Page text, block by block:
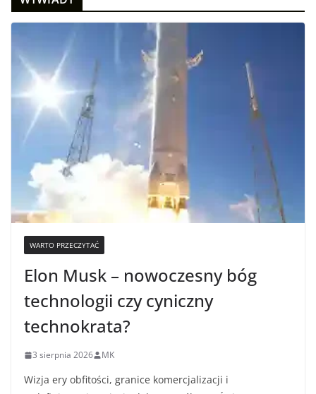
WARTO PRZECZYTAĆ
Elon Musk – nowoczesny bóg
technologii czy cyniczny
technokrata?
3 sierpnia 2026 MK
Wizja ery obfitości, granice komercjalizacji i